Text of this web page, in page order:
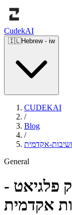
CudekAI
🇮🇱Hebrew- iw
CUDEKAI
/
Blog
/
חשיבות-אקדמית
General
פלגיאט -
אקדמית